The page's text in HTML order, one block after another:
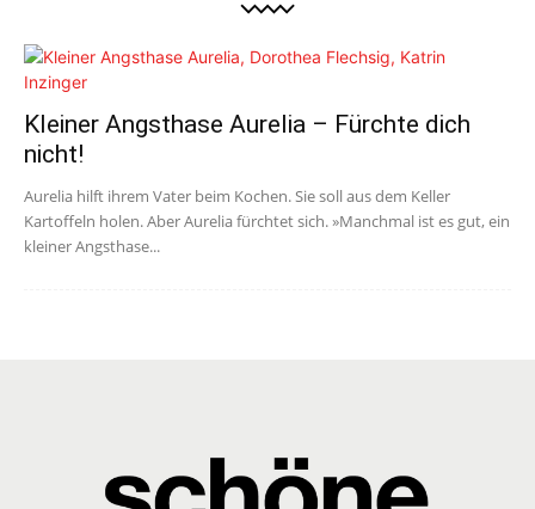
Kleiner Angsthase Aurelia – Fürchte dich
nicht!
Aurelia hilft ihrem Vater beim Kochen. Sie soll aus dem Keller
Kartoffeln holen. Aber Aurelia fürchtet sich. »Manchmal ist es gut, ein
kleiner Angsthase...